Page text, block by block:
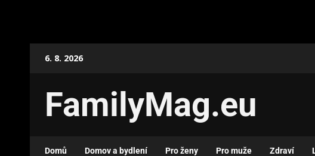
6. 8. 2026
FamilyMag.eu
Domů Domov a bydlení Pro ženy Pro muže Zdraví